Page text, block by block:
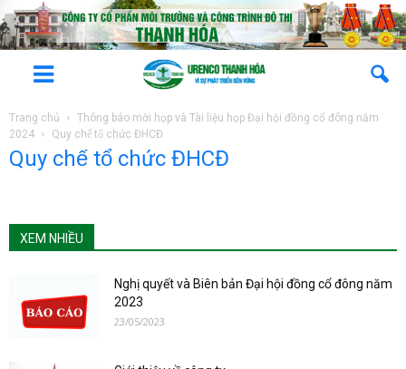
Trang chủ
Thông báo mời họp và Tài liệu họp Đại hội đồng cổ đông năm
2024
Quy chế tổ chức ĐHCĐ
Quy chế tổ chức ĐHCĐ
XEM NHIỀU
Nghị quyết và Biên bản Đại hội đồng cổ đông năm
2023
23/05/2023